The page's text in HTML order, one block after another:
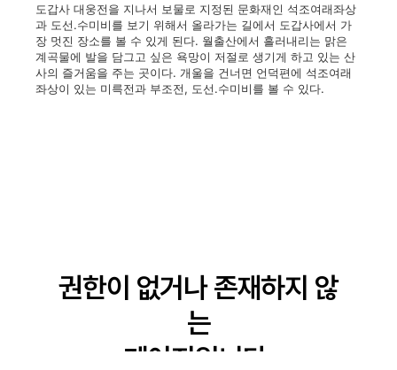
도갑사 대웅전을 지나서 보물로 지정된 문화재인 석조여래좌상
과 도선.수미비를 보기 위해서 올라가는 길에서 도갑사에서 가
장 멋진 장소를 볼 수 있게 된다. 월출산에서 흘러내리는 맑은
계곡물에 발을 담그고 싶은 욕망이 저절로 생기게 하고 있는 산
사의 즐거움을 주는 곳이다. 개울을 건너면 언덕편에 석조여래
좌상이 있는 미륵전과 부조전, 도선.수미비를 볼 수 있다.